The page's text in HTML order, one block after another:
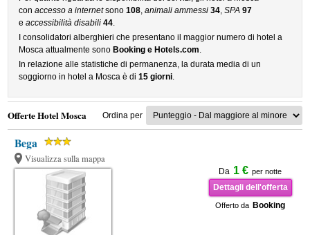
conaccesso a internetsono108,animali ammessi 34,SPA 97
eaccessibilità disabili 44.
I consolidatori alberghieri che presentano il maggior numero di hotel a
Mosca attualmente sono Booking e Hotels.com.
In relazione alle statistiche di permanenza, la durata media di un
soggiorno in hotel a Mosca è di15 giorni.
Offerte Hotel Mosca Ordina per
Bega
Visualizza sulla mappa
Da 1 € per notte
Dettagli dell'offerta
Offerto da Booking